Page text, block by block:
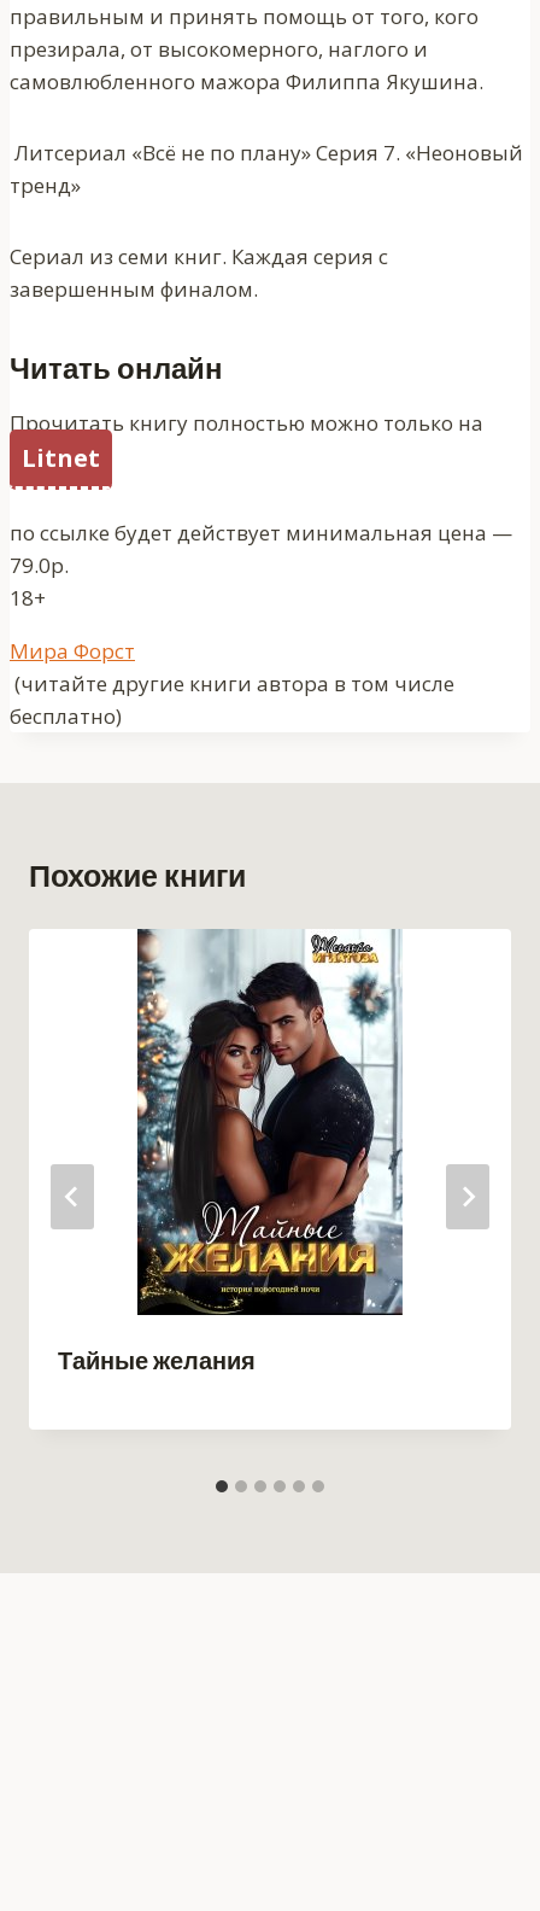
правильным и принять помощь от того, кого
презирала, от высокомерного, наглого и
самовлюбленного мажора Филиппа Якушина.
Литсериал «Всё не по плану» Серия 7. «Неоновый
тренд»
Сериал из семи книг. Каждая серия с
завершенным финалом.
Читать онлайн
Прочитать книгу полностью можно только на
Litnet
по ссылке будет действует минимальная цена —
79.0р.
18+
Метки
записи:
Мира Форст
(читайте другие книги автора в том числе
бесплатно)
Похожие книги
Тайные желания